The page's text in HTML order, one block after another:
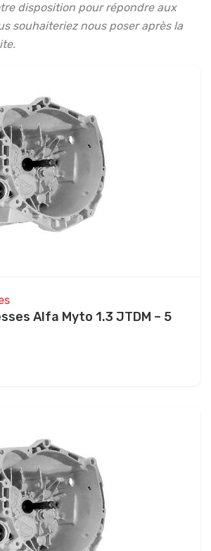
disposition pour répondre aux
souhaiteriez nous poser après la
Alfa Myto 1.3 JTDM – 5